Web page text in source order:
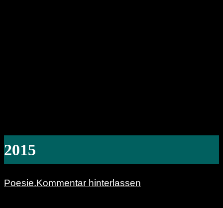
2015
Poesie.Kommentar hinterlassen